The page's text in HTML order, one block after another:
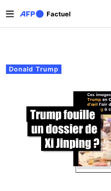
Factuel
Onglets principaux
Donald Trump